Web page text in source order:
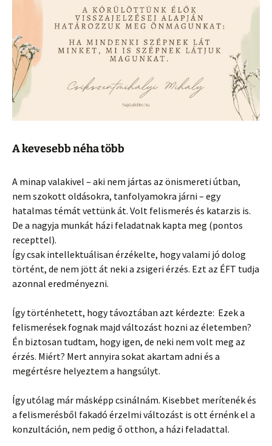
A kevesebb néha több
A minap valakivel – aki nem jártas az önismereti útban,
nem szokott oldásokra, tanfolyamokra járni – egy
hatalmas témát vettünk át. Volt felismerés és katarzis is.
De a nagyja munkát házi feladatnak kapta meg (pontos
recepttel).
Így csak intellektuálisan érzékelte, hogy valami jó dolog
történt, de nem jött át neki a zsigeri érzés. Ezt az ÉFT tudja
azonnal eredményezni.
Így történhetett, hogy távoztában azt kérdezte: Ezek a
felismerések fognak majd változást hozni az életemben?
Én biztosan tudtam, hogy igen, de neki nem volt meg az
érzés. Miért? Mert annyira sokat akartam adni és a
megértésre helyeztem a hangsúlyt.
Így utólag már másképp csinálnám. Kisebbet merítenék és
a felismerésből fakadó érzelmi változást is ott érnénk el a
konzultáción, nem pedig ő otthon, a házi feladattal.